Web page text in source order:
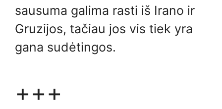
sausuma galima rasti iš Irano ir
Gruzijos, tačiau jos vis tiek yra
gana sudėtingos.
+++